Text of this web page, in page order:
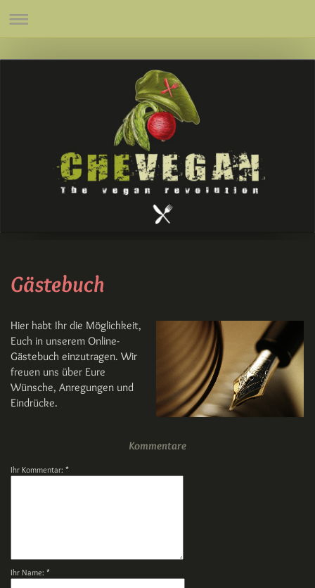
Gästebuch
Hier habt Ihr die Möglichkeit,
Euch in unserem Online-
Gästebuch einzutragen. Wir
freuen uns über Eure
Wünsche, Anregungen und
Eindrücke.
Kommentare
Ihr Kommentar: *
Ihr Name: *